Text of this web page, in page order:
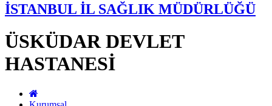
İSTANBUL İL SAĞLIK MÜDÜRLÜĞÜ
ÜSKÜDAR DEVLET
HASTANESİ